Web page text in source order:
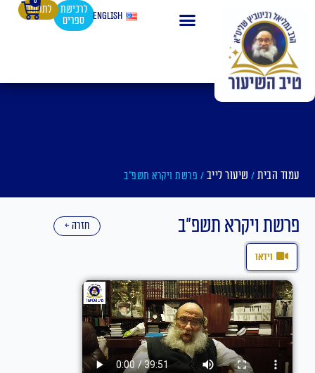
English
לרכישת
ספרים
לתרומה
עגלת
עמוד הבית/ שיעור לייב / פרשת ויקרא תשפ"ב
פרשת ויקרא תשפ"ב חזרה ←
וידאו